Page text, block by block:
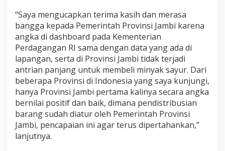
“Saya mengucapkan terima kasih dan merasa
bangga kepada Pemerintah Provinsi Jambi karena
angka di dashboard pada Kementerian
Perdagangan RI sama dengan data yang ada di
lapangan, serta di Provinsi Jambi tidak terjadi
antrian panjang untuk membeli minyak sayur. Dari
beberapa Provinsi di Indonesia yang saya kunjungi,
hanya Provinsi Jambi pertama kalinya secara angka
bernilai positif dan baik, dimana pendistribusian
barang sudah diatur oleh Pemerintah Provinsi
Jambi, pencapaian ini agar terus dipertahankan,”
lanjutnya.